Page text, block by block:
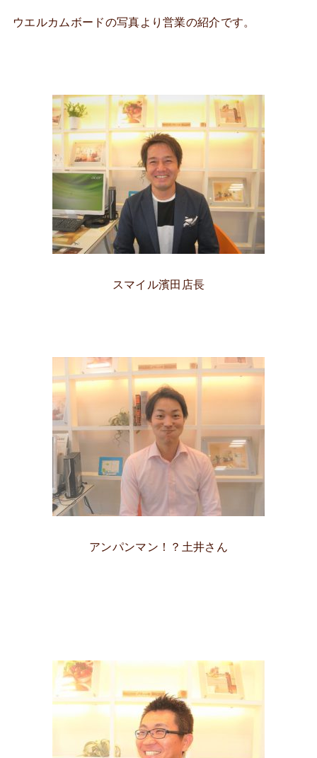
ウエルカムボードの写真より営業の紹介です。
スマイル濱田店長
アンパンマン！？土井さん